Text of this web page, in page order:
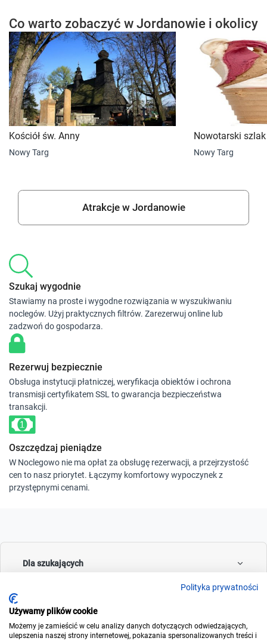
Co warto zobaczyć w Jordanowie i okolicy
Kościół św. Anny
Nowy Targ
Nowotarski
Nowy Targ
Atrakcje w Jordanowie
Szukaj wygodnie
Stawiamy na proste i wygodne rozwiązania w wyszukiwaniu
noclegów. Użyj praktycznych filtrów. Zarezerwuj online lub
zadzwoń do gospodarza.
Rezerwuj bezpiecznie
Obsługa instytucji płatniczej, weryfikacja obiektów i ochrona
transmisji certyfikatem SSL to gwarancja bezpieczeństwa
transakcji.
Oszczędzaj pieniądze
W Noclegowo nie ma opłat za obsługę rezerwacji, a przejrzystość
cen to nasz priorytet. Łączymy komfortowy wypoczynek z
przystępnymi cenami.
Dla szukających
Dla wynajmujących
Polityka prywatności
Używamy plików cookie
Możemy je zamieścić w celu analizy danych dotyczących odwiedzających,
ulepszenia naszej strony internetowej, pokazania spersonalizowanych treści i